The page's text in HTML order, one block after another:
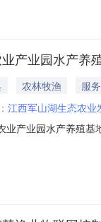
产业园水产养
农林牧渔
服务
江西军山湖生态农业
业产业园水产养殖
年01月17日至